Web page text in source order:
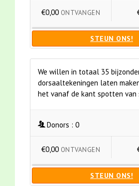
€0,00 ONTVANGEN
STEUN ONS!
We willen in totaal 35
dorsaaltekeningen laten
het vanaf de kant spotten van
Donors : 0
€0,00 ONTVANGEN
STEUN ONS!